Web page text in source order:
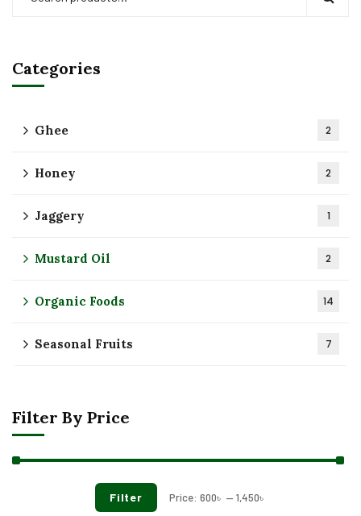
Categories
Ghee 2
Honey 2
Jaggery 1
Mustard Oil 2
Organic Foods 14
Seasonal Fruits 7
Filter By Price
Filter Price: 600৳ — 1,450৳